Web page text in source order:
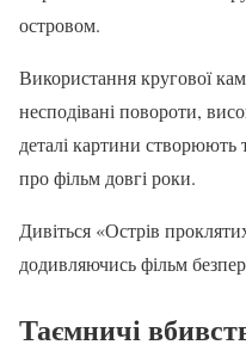
островом.
Використання кругової
несподівані повороти,
деталі картини створюють
про фільм довгі роки.
Дивіться «Острів
додивляючись фільм
Таємничі